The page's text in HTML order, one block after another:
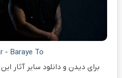
- Baraye To
برای دیدن و دانلود سایر آثار